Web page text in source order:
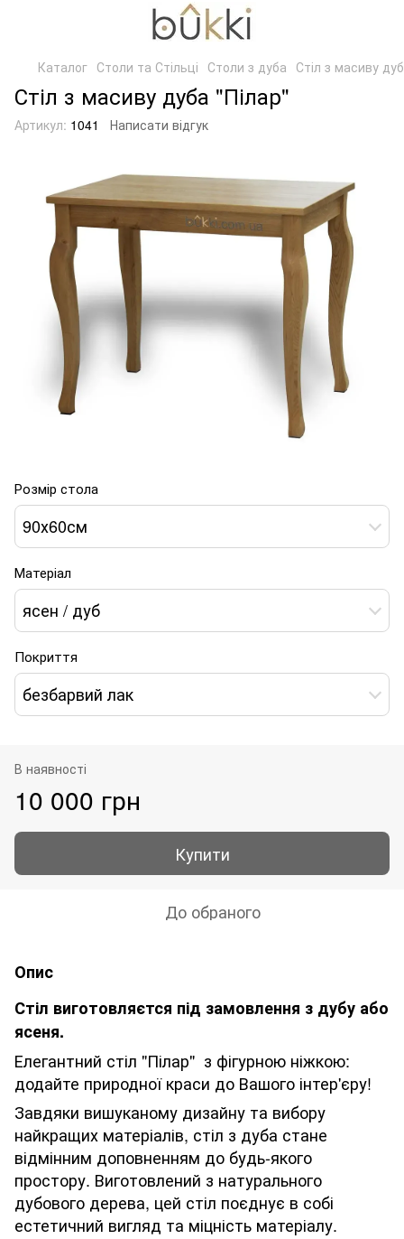
Каталог Столи та Стільці Столи з дуба Стіл з масиву
Стіл з масиву дуба "Пілар"
Артикул: 1041 Написати відгук
Розмір стола
90х60см
Матеріал
ясен / дуб
Покриття
безбарвий лак
В наявності
10 000 грн
Купити
До обраного
Опис
Стіл виготовляєтся під замовлення з дубу або
ясеня.
Елегантний стіл "Пілар" з фігурною ніжкою:
додайте природної краси до Вашого інтер'єру!
Завдяки вишуканому дизайну та вибору
найкращих матеріалів, стіл з дуба стане
відмінним доповненням до будь-якого
простору. Виготовлений з натурального
дубового дерева, цей стіл поєднує в собі
естетичний вигляд та міцність матеріалу.